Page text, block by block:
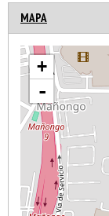
MAPA
+
-